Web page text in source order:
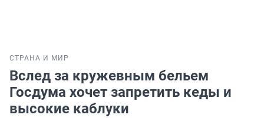
СТРАНА И МИР
Вслед за кружевным бельем
Госдума хочет запретить кеды и
высокие каблуки